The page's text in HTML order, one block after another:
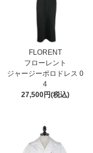
FLORENT
フローレント
ジャージーポロドレス 0
4
27,500円(税込)